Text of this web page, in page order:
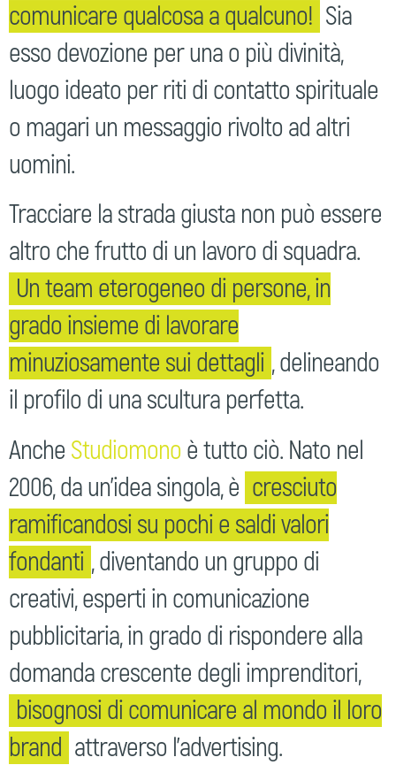
comunicare qualcosa a qualcuno! Sia
esso devozione per una o più divinità,
luogo ideato per riti di contatto spirituale
o magari un messaggio rivolto ad altri
uomini.
Tracciare la strada giusta non può essere
altro che frutto di un lavoro di squadra.
Un team eterogeneo di persone, in
grado insieme di lavorare
minuziosamente sui dettagli , delineando
il profilo di una scultura perfetta.
Anche Studiomono è tutto ciò. Nato nel
2006, da un’idea singola, è cresciuto
ramificandosi su pochi e saldi valori
fondanti , diventando un gruppo di
creativi, esperti in comunicazione
pubblicitaria, in grado di rispondere alla
domanda crescente degli imprenditori,
bisognosi di comunicare al mondo il loro
brand attraverso l’advertising.